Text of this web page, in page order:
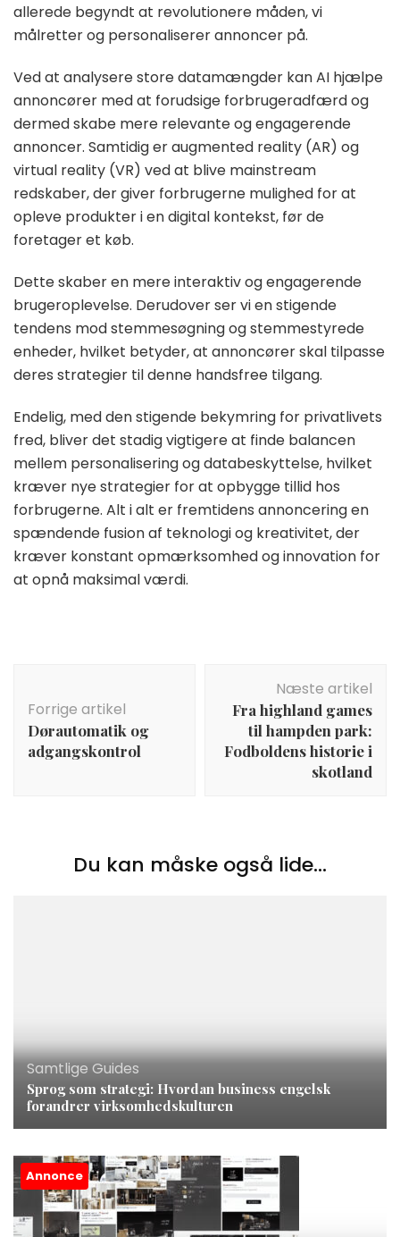
allerede begyndt at revolutionere måden, vi
målretter og personaliserer annoncer på.
Ved at analysere store datamængder kan AI hjælpe
annoncører med at forudsige forbrugeradfærd og
dermed skabe mere relevante og engagerende
annoncer. Samtidig er augmented reality (AR) og
virtual reality (VR) ved at blive mainstream
redskaber, der giver forbrugerne mulighed for at
opleve produkter i en digital kontekst, før de
foretager et køb.
Dette skaber en mere interaktiv og engagerende
brugeroplevelse. Derudover ser vi en stigende
tendens mod stemmesøgning og stemmestyrede
enheder, hvilket betyder, at annoncører skal tilpasse
deres strategier til denne handsfree tilgang.
Endelig, med den stigende bekymring for privatlivets
fred, bliver det stadig vigtigere at finde balancen
mellem personalisering og databeskyttelse, hvilket
kræver nye strategier for at opbygge tillid hos
forbrugerne. Alt i alt er fremtidens annoncering en
spændende fusion af teknologi og kreativitet, der
kræver konstant opmærksomhed og innovation for
at opnå maksimal værdi.
Forrige artikel
Dørautomatik og
adgangskontrol
Næste artikel
Fra highland games
til hampden park:
Fodboldens historie i
skotland
Du kan måske også lide...
Samtlige Guides
Sprog som strategi: Hvordan business engelsk
forandrer virksomhedskulturen
Annonce